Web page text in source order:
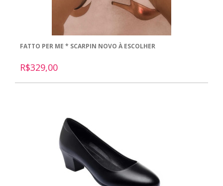
FATTO PER ME * SCARPIN NOVO À ESCOLHER
R$329,00